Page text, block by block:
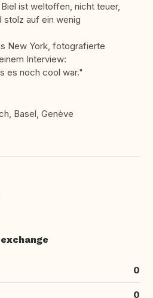
ist weltoffen, nicht teuer,
stolz auf ein wenig
New York, fotografierte
Interview:
es noch cool war."
Basel, Genève
0
0